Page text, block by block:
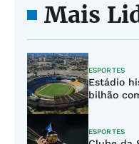
Mais
ESPORTES
Estádio
bilhão
ESPORTES